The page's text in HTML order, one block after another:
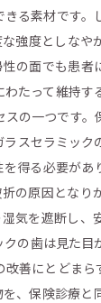
る素材です。
強度としなや
の面でも患者
たって維持す
の一つです。
スセラミック
得る必要があ
の原因となり
気を遮断し、
の歯は見た目
善にとどま
、保険診療と